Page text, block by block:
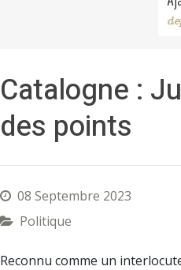
Catalogne :
des points
08 Septembre 2023
Politique
Reconnu comme un